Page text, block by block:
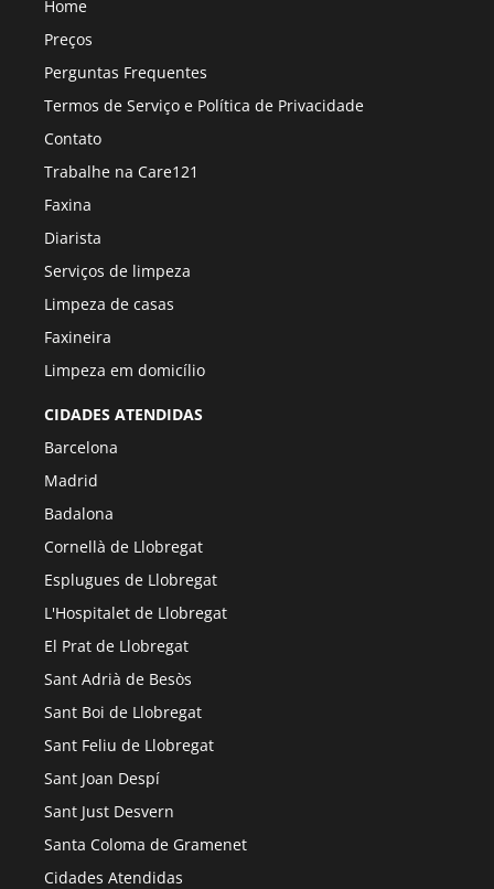
Home
Preços
Perguntas Frequentes
Termos de Serviço e Política de Privacidade
Contato
Trabalhe na Care121
Faxina
Diarista
Serviços de limpeza
Limpeza de casas
Faxineira
Limpeza em domicílio
CIDADES ATENDIDAS
Barcelona
Madrid
Badalona
Cornellà de Llobregat
Esplugues de Llobregat
L'Hospitalet de Llobregat
El Prat de Llobregat
Sant Adrià de Besòs
Sant Boi de Llobregat
Sant Feliu de Llobregat
Sant Joan Despí
Sant Just Desvern
Santa Coloma de Gramenet
Cidades Atendidas